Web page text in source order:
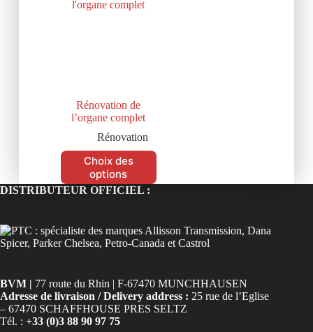
Rénovation de
l’organe complet
Rénovation
Choix des
options
DISTRIBUTEUR OFFICIEL :
BVM | 77 route du Rhin | F-67470 MUNCHHAUSEN
Adresse de livraison / Delivery address : 25 rue de l’Eglise
– 67470 SCHAFFHOUSE PRES SELTZ
Tél. : +33 (0)3 88 90 97 75